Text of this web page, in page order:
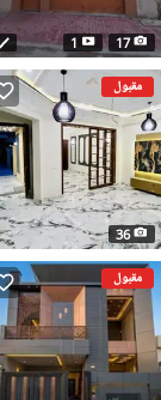
17
1
مقبول
36
مقبول